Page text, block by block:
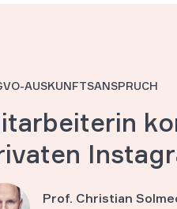
AUSKUNFTSANSPRUCH
Prof. Christian